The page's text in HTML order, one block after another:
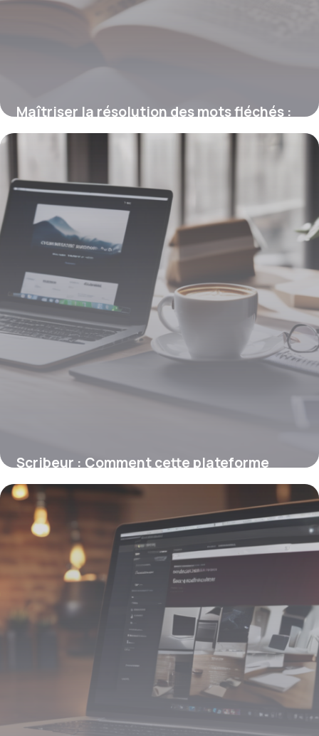
Maîtriser la résolution des mots fléchés :
astuces et bases essentielles
Scribeur : Comment cette plateforme
française facilite la rédaction web SEO
9 mars 2026